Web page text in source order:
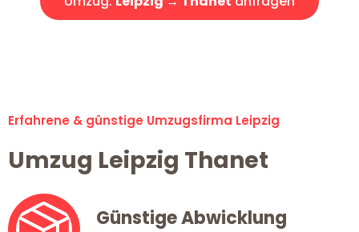
Erfahrene & günstige Umzugsfirma Leipzig
Umzug Leipzig Thanet
Günstige Abwicklung